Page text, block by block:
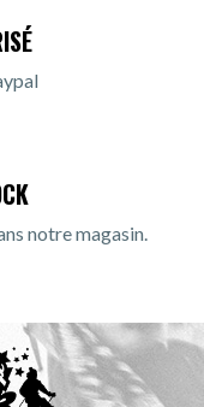
notre magasin.